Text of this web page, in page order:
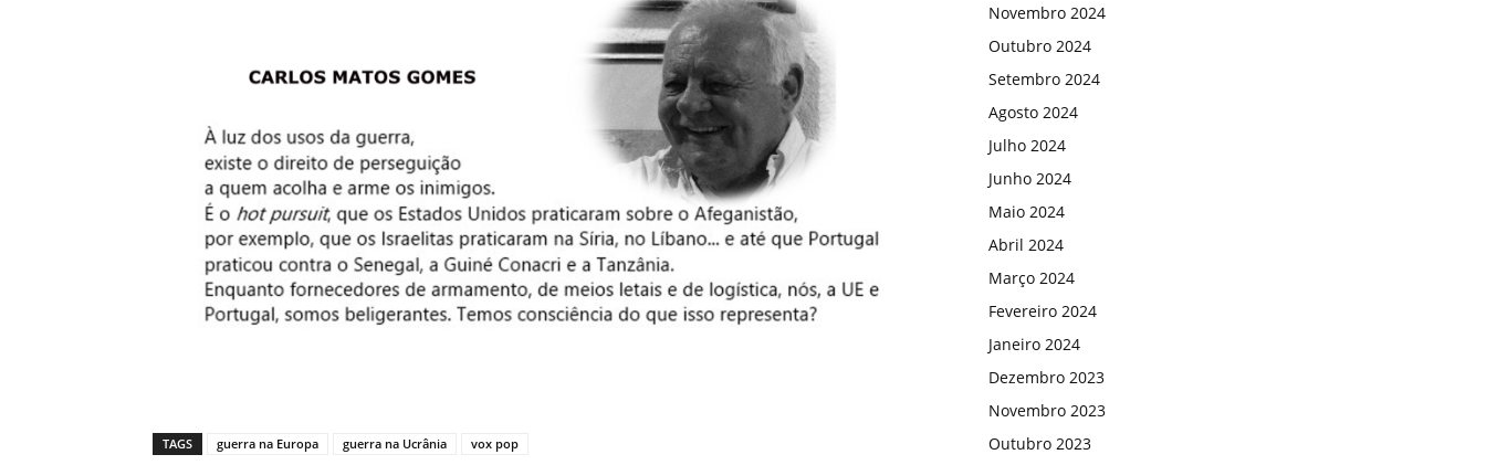
TAGS guerra na Europa guerra na Ucrânia vox pop
Novembro 2024
Outubro 2024
Setembro 2024
Agosto 2024
Julho 2024
Junho 2024
Maio 2024
Abril 2024
Março 2024
Fevereiro 2024
Janeiro 2024
Dezembro 2023
Novembro 2023
Outubro 2023